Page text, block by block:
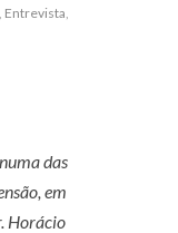
, Entrevista,
das
em
Horácio